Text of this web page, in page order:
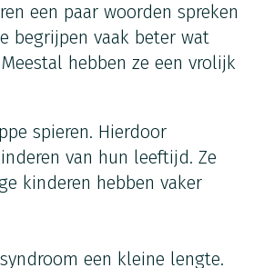
een paar woorden spreken
begrijpen vaak beter wat
hebben ze een vrolijk
spieren. Hierdoor
van hun leeftijd. Ze
kinderen hebben vaker
een kleine lengte.